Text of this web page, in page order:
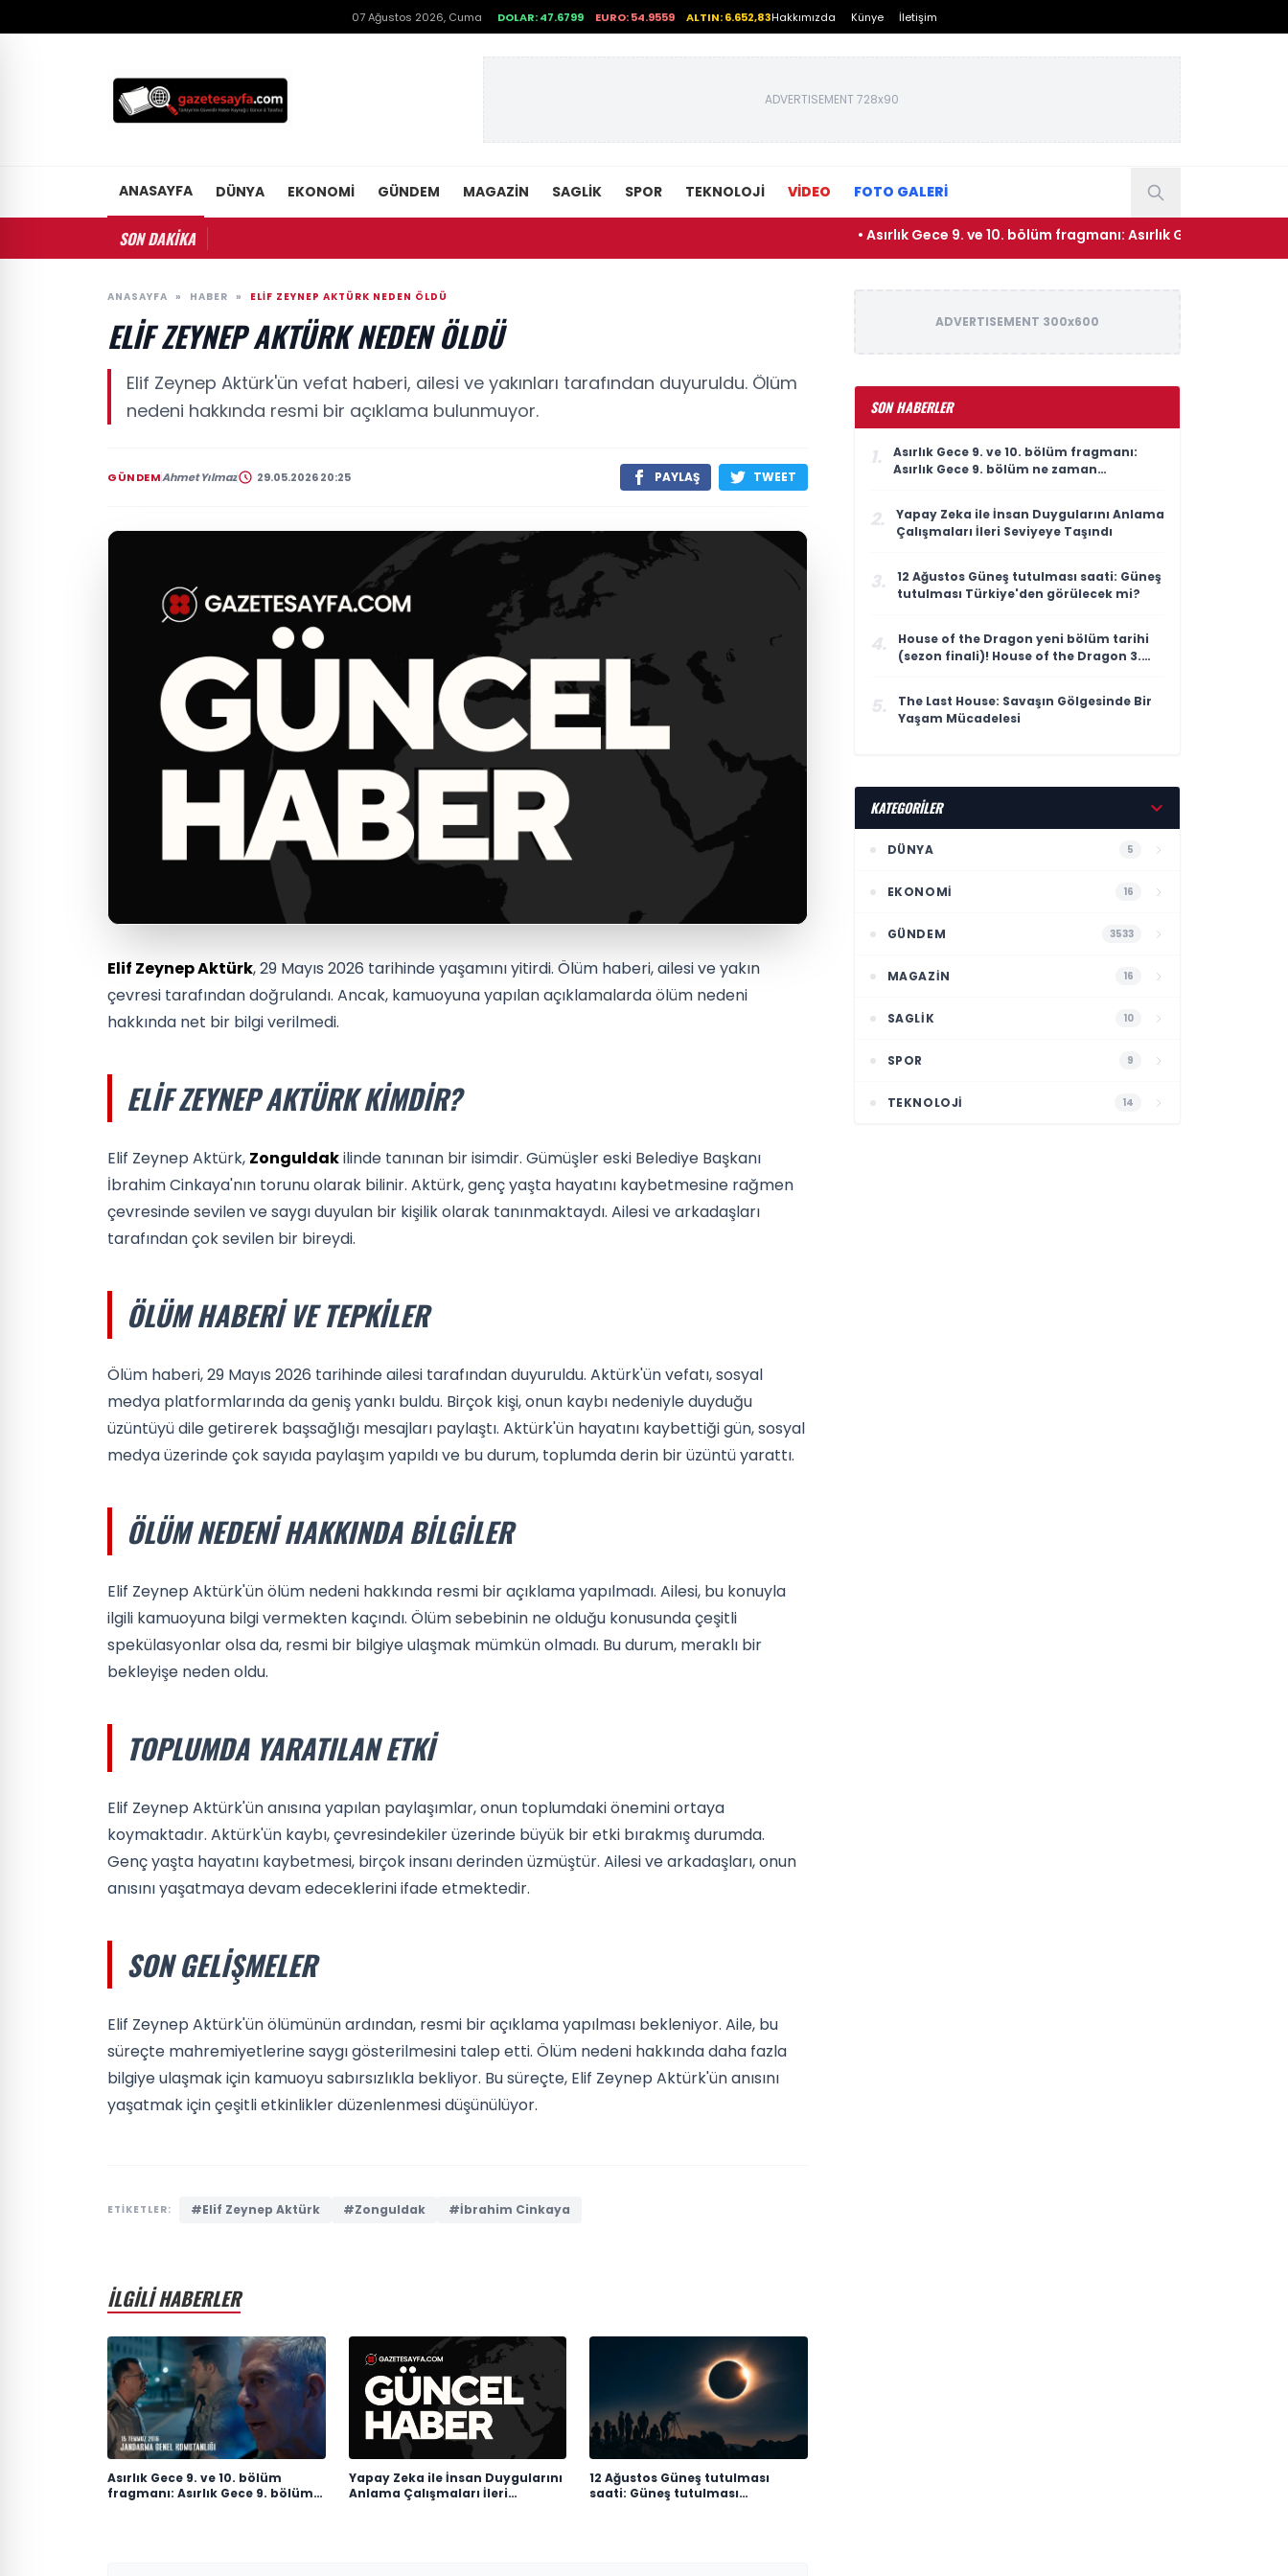
07 Ağustos 2026, Cuma DOLAR: 47.6799 EURO: 54.9559 ALTIN: 6.652,83Hakkımızda Künye İletişim
ADVERTISEMENT 728x90
ANASAYFA DÜNYA EKONOMI GÜNDEM MAGAZIN SAGLIK SPOR TEKNOLOJI VİDEO FOTO GALERİ
SON DAKİKA • Asırlık Gece 9. ve 10. bölüm fragmanı: Asırlık Gece 9. bölüm ne
ANASAYFA » HABER » ELIF ZEYNEP AKTÜRK NEDEN ÖLDÜ
ELIF ZEYNEP AKTÜRK NEDEN ÖLDÜ
Elif Zeynep Aktürk'ün vefat haberi, ailesi ve yakınları tarafından duyuruldu. Ölüm
nedeni hakkında resmi bir açıklama bulunmuyor.
GÜNDEMAhmet Yılmaz 29.05.2026 20:25 PAYLAŞ TWEET
Elif Zeynep Aktürk, 29 Mayıs 2026 tarihinde yaşamını yitirdi. Ölüm haberi, ailesi ve yakın
çevresi tarafından doğrulandı. Ancak, kamuoyuna yapılan açıklamalarda ölüm nedeni
hakkında net bir bilgi verilmedi.
ELIF ZEYNEP AKTÜRK KIMDIR?
Elif Zeynep Aktürk, Zonguldakilinde tanınan bir isimdir. Gümüşler eski Belediye Başkanı
İbrahim Cinkaya'nın torunu olarak bilinir. Aktürk, genç yaşta hayatını kaybetmesine rağmen
çevresinde sevilen ve saygı duyulan bir kişilik olarak tanınmaktaydı. Ailesi ve arkadaşları
tarafından çok sevilen bir bireydi.
ÖLÜM HABERI VE TEPKILER
Ölüm haberi, 29 Mayıs 2026 tarihinde ailesi tarafından duyuruldu. Aktürk'ün vefatı, sosyal
medya platformlarında da geniş yankı buldu. Birçok kişi, onun kaybı nedeniyle duyduğu
üzüntüyü dile getirerek başsağlığı mesajları paylaştı. Aktürk'ün hayatını kaybettiği gün, sosyal
medya üzerinde çok sayıda paylaşım yapıldı ve bu durum, toplumda derin bir üzüntü yarattı.
ÖLÜM NEDENI HAKKINDA BILGILER
Elif Zeynep Aktürk'ün ölüm nedeni hakkında resmi bir açıklama yapılmadı. Ailesi, bu konuyla
ilgili kamuoyuna bilgi vermekten kaçındı. Ölüm sebebinin ne olduğu konusunda çeşitli
spekülasyonlar olsa da, resmi bir bilgiye ulaşmak mümkün olmadı. Bu durum, meraklı bir
bekleyişe neden oldu.
TOPLUMDA YARATILAN ETKI
Elif Zeynep Aktürk'ün anısına yapılan paylaşımlar, onun toplumdaki önemini ortaya
koymaktadır. Aktürk'ün kaybı, çevresindekiler üzerinde büyük bir etki bırakmış durumda.
Genç yaşta hayatını kaybetmesi, birçok insanı derinden üzmüştür. Ailesi ve arkadaşları, onun
anısını yaşatmaya devam edeceklerini ifade etmektedir.
SON GELIŞMELER
Elif Zeynep Aktürk'ün ölümünün ardından, resmi bir açıklama yapılması bekleniyor. Aile, bu
süreçte mahremiyetlerine saygı gösterilmesini talep etti. Ölüm nedeni hakkında daha fazla
bilgiye ulaşmak için kamuoyu sabırsızlıkla bekliyor. Bu süreçte, Elif Zeynep Aktürk'ün anısını
yaşatmak için çeşitli etkinlikler düzenlenmesi düşünülüyor.
ETİKETLER: #Elif Zeynep Aktürk #Zonguldak #İbrahim Cinkaya
İLGİLİ HABERLER
Asırlık Gece 9. ve 10. bölüm
fragmanı: Asırlık Gece 9. bölüm
Yapay Zeka ile İnsan Duygularını
Anlama Çalışmaları İleri
12 Ağustos Güneş tutulması
saati: Güneş tutulması
ADVERTISEMENT 300x600
SON HABERLER
1.
Asırlık Gece 9. ve 10. bölüm fragmanı:
Asırlık Gece 9. bölüm ne zaman
2.
Yapay Zeka ile İnsan Duygularını Anlama
Çalışmaları İleri Seviyeye Taşındı
3.
12 Ağustos Güneş tutulması saati: Güneş
tutulması Türkiye'den görülecek mi?
4.
House of the Dragon yeni bölüm tarihi
(sezon finali)! House of the Dragon 3.
5.
The Last House: Savaşın Gölgesinde Bir
Yaşam Mücadelesi
KATEGORİLER
DÜNYA 5
EKONOMI 16
GÜNDEM 3533
MAGAZIN 16
SAGLIK 10
SPOR 9
TEKNOLOJI 14